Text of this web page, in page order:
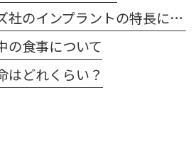
バイオホライズンズ社のインプラントの特長について
の食事について
はどれくらい？